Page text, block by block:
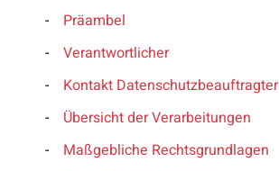
Präambel
Verantwortlicher
Kontakt Datenschutzbeauftragter
Übersicht der Verarbeitungen
Maßgebliche Rechtsgrundlagen